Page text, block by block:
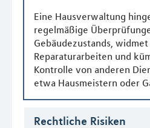
Eine Hausverwaltung
regelmäßige
Gebäudezustands, widmet
Reparaturarbeiten und
Kontrolle von anderen
etwa Hausmeistern oder
Rechtliche Risiken